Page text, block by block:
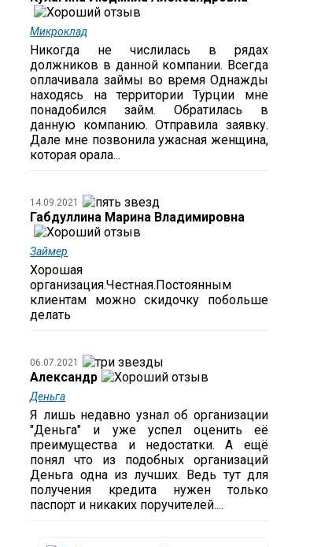
Микроклад
Никогда не числилась в рядах
должников в данной компании. Всегда
оплачивала займы во время Однажды
находясь на территории Турции мне
понадобился займ. Обратилась в
данную компанию. Отправила заявку.
Дале мне позвонила ужасная женщина,
которая орала...
14.09.2021
Габдуллина Марина Владимировна
Займер
Хорошая
организация.Честная.Постоянным
клиентам можно скидочку побольше
делать
06.07.2021
Александр
Деньга
Я лишь недавно узнал об организации
"Деньга" и уже успел оценить её
преимущества и недостатки. А ещё
понял что из подобных организаций
Деньга одна из лучших. Ведь тут для
получения кредита нужен только
паспорт и никаких поручителей....